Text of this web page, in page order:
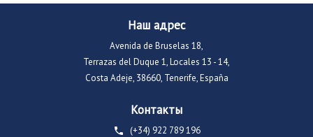
Наш адрес
Avenida de Bruselas 18,
Terrazas del Duque 1, Locales 13 - 14,
Costa Adeje, 38660, Tenerife, España
Контакты
(+34) 922 789 196